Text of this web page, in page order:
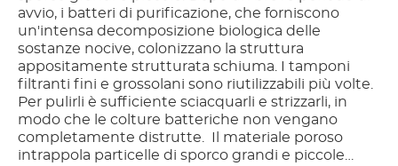
avvio, i batteri di purificazione, che forniscono
un'intensa decomposizione biologica delle
sostanze nocive, colonizzano la struttura
appositamente strutturata schiuma. I tamponi
filtranti fini e grossolani sono riutilizzabili più volte.
Per pulirli è sufficiente sciacquarli e strizzarli, in
modo che le colture batteriche non vengano
completamente distrutte. Il materiale poroso
intrappola particelle di sporco grandi e piccole